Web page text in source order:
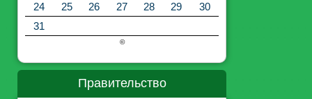
24
25 26 27 28 29
30
31
©
Правительство